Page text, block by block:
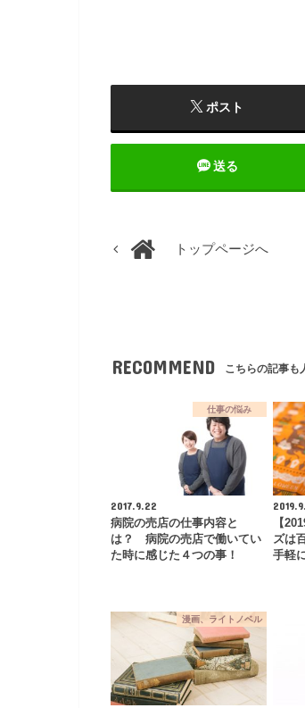
ポスト
送る
トップページへ
RECOMMEND こちらの記事も
仕事の悩み
2017.9.22
病院の売店の仕事内容と
は？ 病院の売店で働いてい
た時に感じた４つの事！
【
ズは
手軽
漫画、ライトノベル